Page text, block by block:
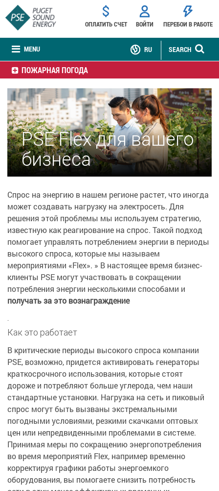
MENU
ОПЛАТИТЬ СЧЕТ ВОЙТИ ПЕРЕБОИ В РАБОТЕ
SEARCH
RU
ПОЖАРНАЯ ПОГОДА
PSE Flex для вашего
бизнеса
Спрос на энергию в нашем регионе растет, что иногда
может создавать нагрузку на электросеть. Для
решения этой проблемы мы используем стратегию,
известную как реагирование на спрос. Такой подход
помогает управлять потреблением энергии в периоды
высокого спроса, которые мы называем
мероприятиями «Flex». » В настоящее время бизнес-
клиенты PSE могут участвовать в сокращении
потребления энергии несколькими способами и
получать за это вознаграждение
.
Как это работает
В критические периоды высокого спроса компании
PSE, возможно, придется активировать генераторы
краткосрочного использования, которые стоят
дороже и потребляют больше углерода, чем наши
стандартные установки. Нагрузка на сеть и пиковый
спрос могут быть вызваны экстремальными
погодными условиями, резкими скачками оптовых
цен или непредвиденными проблемами в системе.
Принимая меры по сокращению энергопотребления
во время мероприятий Flex, например временно
корректируя графики работы энергоемкого
оборудования, вы помогаете снизить потребность